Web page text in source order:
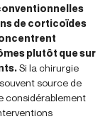
de corticoïdes
plutôt que sur
Si la chirurgie
source de
considérablement